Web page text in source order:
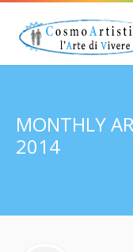
MONTHLY
2014